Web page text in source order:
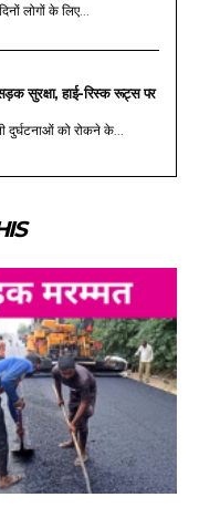
लोगों के लिए...
सड़क सुरक्षा, हाई-रिस्क रूट्स पर
दुर्घटनाओं को रोकने के...